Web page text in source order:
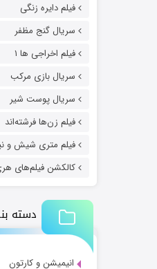
فیلم دایره زنگی
سریال گنج مظفر
فیلم اخراجی ها ۱
سریال بازی مرکب
سریال پوست شیر
فیلم زن‌ها فرشته‌اند
فیلم متری شیش و
کالکشن فیلم‌های
دسته
انیمیشن و کارتون